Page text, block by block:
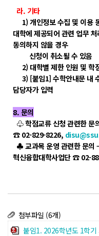
라. 기타
1) 개인정보 수집 및 이용
대학에 제공되어 관련 업무
동의하지 않을 경우
신청이 취소될 수 있음
2) 대학별 제한 인원 및 학
3) [붙임1] 수학안내문 내
담당자가 입력
8. 문의
♧ 학점교류 신청 관련한 문
☎ 02-829-8226,
♣ 교과목 운영 관련한 문의
혁신융합대학사업단 ☎ 02-
첨부파일 (6개)
붙임1. 2026학년도 1학기